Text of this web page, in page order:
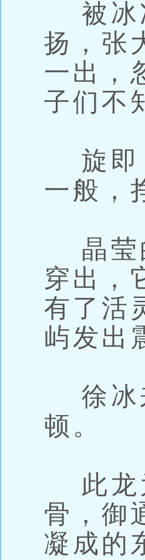
被冰
扬，张
一出，
子们不
旋即
一般，
晶莹
穿出，
有了活
屿发出
徐冰
顿。
此龙
骨，御
凝成的